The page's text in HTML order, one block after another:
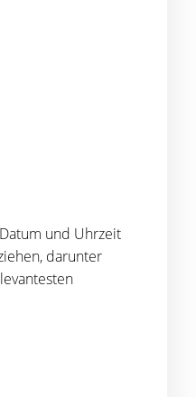
und Uhrzeit
darunter